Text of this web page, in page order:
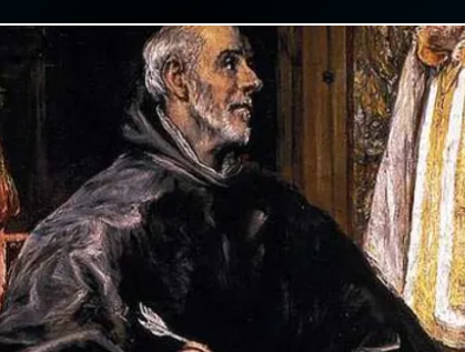
À la une
1000 Raisons de Croire
Chapelet pour le monde
Contact
Faire un don